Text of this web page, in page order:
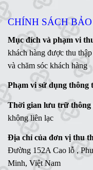
CHÍNH SÁCH
Mục đích và phạm vi
khách hàng được thu
và chăm sóc khách hàng
Phạm vi sử dụng thông
Thời gian lưu trữ thông
không liên lạc
Địa chỉ của đơn vị thu
Đường 152A Cao lỗ ,
Minh, Việt Nam